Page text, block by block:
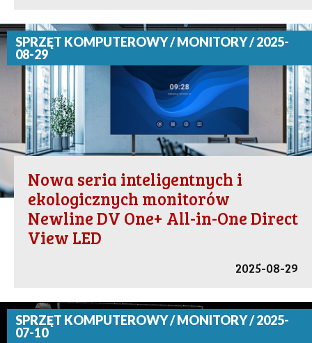
SPRZĘT KOMPUTEROWY / MONITORY / 2025-
08-29
Nowa seria inteligentnych i
ekologicznych monitorów
Newline DV One+ All-in-One Direct
View LED
2025-08-29
SPRZĘT KOMPUTEROWY / MONITORY / 2025-
07-10